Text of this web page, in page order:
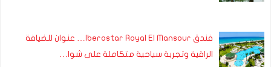
فندق Iberostar Royal El Mansour… عنوان للضيافة
الراقية وتجربة سياحية متكاملة على شوا…